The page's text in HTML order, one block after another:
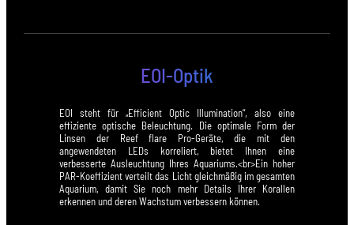
EOI-Optik
EOI steht für „Efficient Optic Illumination“, also eine
effiziente optische Beleuchtung. Die optimale Form der
Linsen der Reef flare Pro-Geräte, die mit den
angewendeten LEDs korreliert, bietet Ihnen eine
verbesserte Ausleuchtung Ihres Aquariums.<br>Ein hoher
PAR-Koeffizient verteilt das Licht gleichmäßig im gesamten
Aquarium, damit Sie noch mehr Details Ihrer Korallen
erkennen und deren Wachstum verbessern können.